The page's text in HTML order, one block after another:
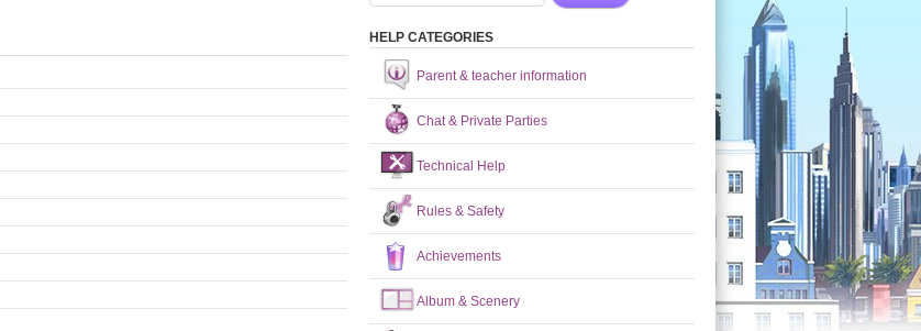
HELP CATEGORIES
Parent & teacher information
Chat & Private Parties
Technical Help
Rules & Safety
Achievements
Album & Scenery